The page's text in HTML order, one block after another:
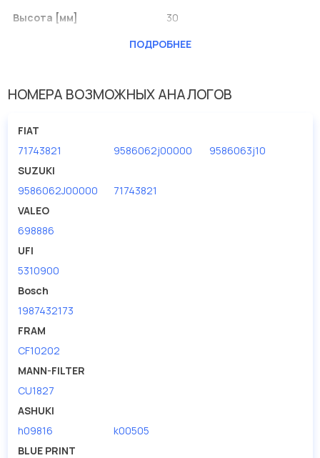
Высота [мм]
30
190
ПОДРОБНЕЕ
НОМЕРА ВОЗМОЖНЫХ АНАЛОГОВ
FIAT
71743821
9586062j00000
9586063j10
SUZUKI
9586062J00000
71743821
VALEO
698886
UFI
5310900
Bosch
1987432173
FRAM
CF10202
MANN-FILTER
CU1827
ASHUKI
h09816
k00505
BLUE PRINT